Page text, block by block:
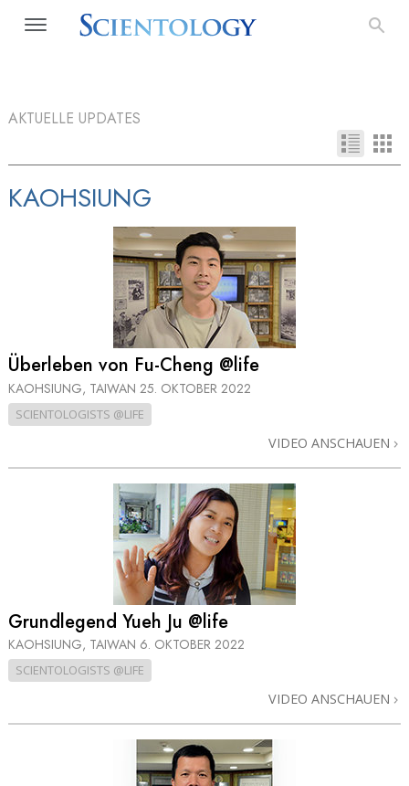
AKTUELLE UPDATES
KAOHSIUNG
Überleben von Fu-Cheng @life
KAOHSIUNG, TAIWAN 25. OKTOBER 2022
SCIENTOLOGISTS @LIFE
VIDEO ANSCHAUEN
Grundlegend Yueh Ju @life
KAOHSIUNG, TAIWAN 6. OKTOBER 2022
SCIENTOLOGISTS @LIFE
VIDEO ANSCHAUEN